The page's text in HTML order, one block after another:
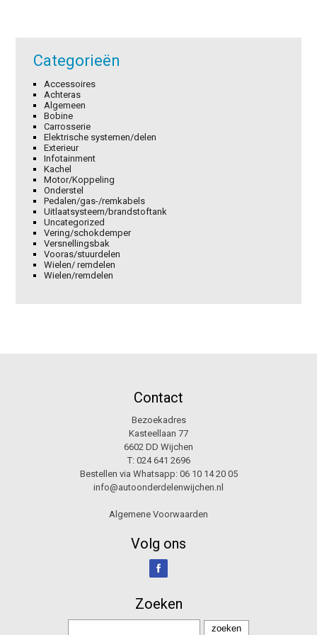
Categorieën
Accessoires
Achteras
Algemeen
Bobine
Carrosserie
Elektrische systemen/delen
Exterieur
Infotainment
Kachel
Motor/Koppeling
Onderstel
Pedalen/gas-/remkabels
Uitlaatsysteem/brandstoftank
Uncategorized
Vering/schokdemper
Versnellingsbak
Vooras/stuurdelen
Wielen/ remdelen
Wielen/remdelen
Contact
Bezoekadres
Kasteellaan 77
6602 DD Wijchen
T: 024 641 2696
Bestellen via Whatsapp: 06 10 14 20 05
info@autoonderdelenwijchen.nl
Algemene Voorwaarden
Volg ons
Zoeken